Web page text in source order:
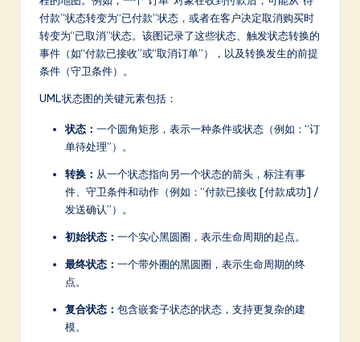
in
付款”状态转变为“已付款”状态，或者在客户决定取消购买时
转变为“已取消”状态。该图记录了这些状态、触发状态转换的
事件（如“付款已接收”或“取消订单”），以及转换发生的前提
条件（守卫条件）。
UML状态图的关键元素包括：
状态： 一个圆角矩形，表示一种条件或状态（例如：“订
单待处理”）。
转换： 从一个状态指向另一个状态的箭头，标注有事
件、守卫条件和动作（例如：“付款已接收 [付款成功] /
发送确认”）。
初始状态： 一个实心黑圆圈，表示生命周期的起点。
最终状态： 一个带外圈的黑圆圈，表示生命周期的终
点。
复合状态： 包含嵌套子状态的状态，支持更复杂的建
模。